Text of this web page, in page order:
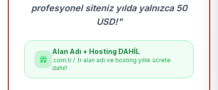
profesyonel siteniz yılda yalnızca 50
USD!"
Alan Adı + Hosting DAHİL
.com.tr / .tr alan adı ve hosting yıllık ücrete
dahil!